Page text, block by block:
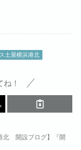
土屋横浜港北
！
北 開設ブログ】『開